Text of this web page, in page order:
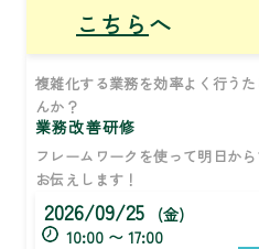
こちら へ
複雑化する業務を効率よく行う
んか？
業務改善研修
フレームワークを使って明日か
お伝えします！
2026/09/25
(金)
10:00 〜 17:00